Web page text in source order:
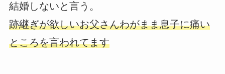
結婚しないと言う。
跡継ぎが欲しいお父さんわがまま息子に痛い
ところを言われてます